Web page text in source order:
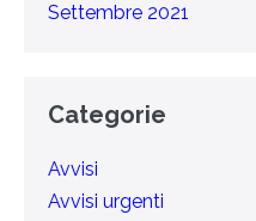
Settembre 2021
Categorie
Avvisi
Avvisi urgenti